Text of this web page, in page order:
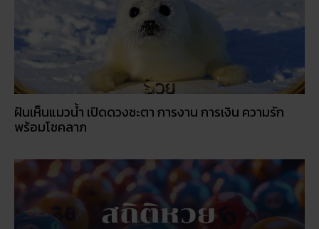
วัดพนัญเชิง โบราณสถานกรุงเก่า จ.พระนครศรีอยุธยา